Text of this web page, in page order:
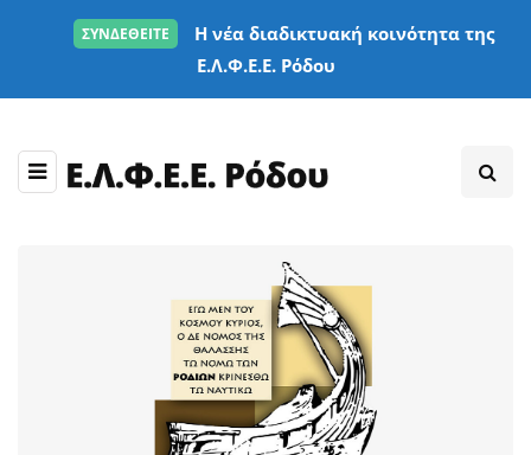
ΣΥΝΔΕΘΕΙΤΕ
Η νέα διαδικτυακή κοινότητα της
Ε.Λ.Φ.Ε.Ε. Ρόδου